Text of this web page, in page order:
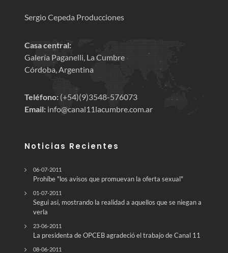
Sergio Cepeda Producciones
Casa central:
Galería Paganelli, La Cumbre
Córdoba, Argentina
Teléfono: (+54)(9)3548-576073
Email: info@canal11lacumbre.com.ar
Noticias Recientes
06-07-2011
Prohíbe "los avisos que promuevan la oferta sexual"
01-07-2011
Segui asi, mostrando la realidad a aquellos que se niegan a
verla
23-06-2011
La presidenta de OPCEB agradeció el trabajo de Canal 11
08-06-2011